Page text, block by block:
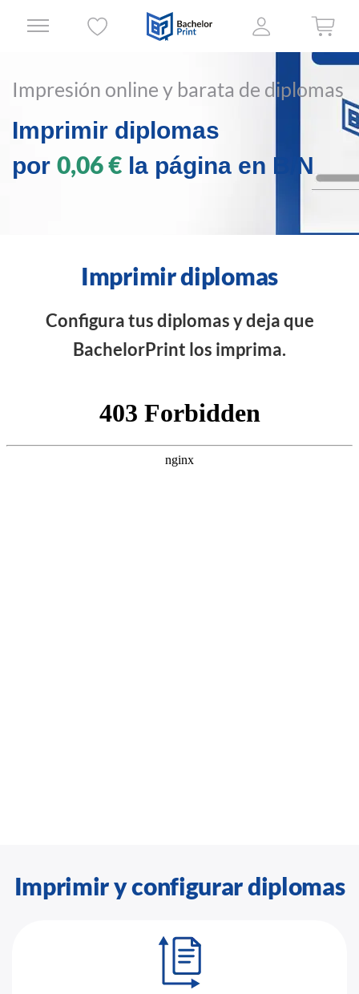
Impresión online y barata de diplomas
Imprimir diplomas
por 0,06 € la página en B/N
Imprimir diplomas
Configura tus diplomas y deja que
BachelorPrint los imprima.
Imprimir y configurar diplomas